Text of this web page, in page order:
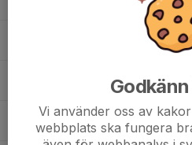
Luna W.
Vi använder oss av
webbplats ska fungera